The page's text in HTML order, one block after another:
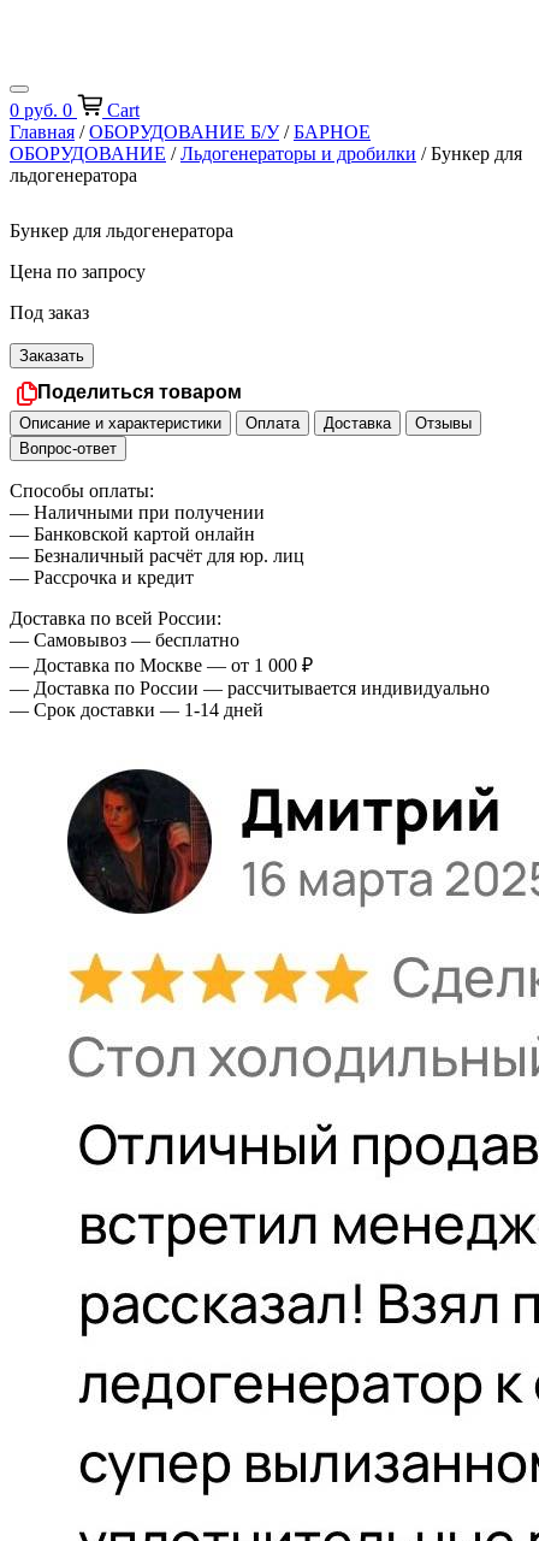
0 руб. 0
Cart
Главная /ОБОРУДОВАНИЕ Б/У/БАРНОЕ
ОБОРУДОВАНИЕ /Льдогенераторы и дробилки / Бункер для
льдогенератора
Бункер для льдогенератора
Цена по запросу
Под заказ
Заказать
Поделиться товаром
Описание и характеристики Оплата Доставка
Отзывы
Вопрос-ответ
Способы оплаты:
— Наличными при получении
— Банковской картой онлайн
— Безналичный расчёт для юр. лиц
— Рассрочка и кредит
Доставка по всей России:
— Самовывоз — бесплатно
— Доставка по Москве — от 1 000 ₽
— Доставка по России — рассчитывается индивидуально
— Срок доставки — 1-14 дней